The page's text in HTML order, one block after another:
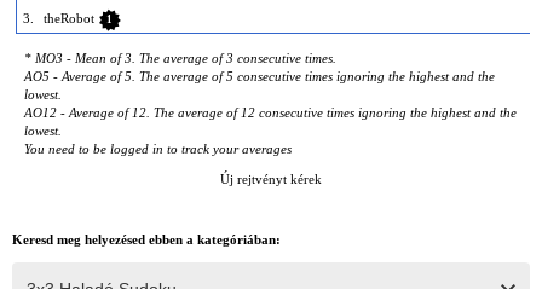
3.
theRobot 1
* MO3 - Mean of 3. The average of 3 consecutive times.
AO5 - Average of 5. The average of 5 consecutive times ignoring the highest and the
lowest.
AO12 - Average of 12. The average of 12 consecutive times ignoring the highest and the
lowest.
You need to be logged in to track your averages
Új rejtvényt kérek
Keresd meg helyezésed ebben a kategóriában: